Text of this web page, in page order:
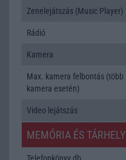
Zenelejátszás (Music Player)
Rádió
Kamera
Max. kamera felbontás (több
kamera esetén)
Video lejátszás
MEMÓRIA ÉS TÁRHELY
Telefonkönyv db